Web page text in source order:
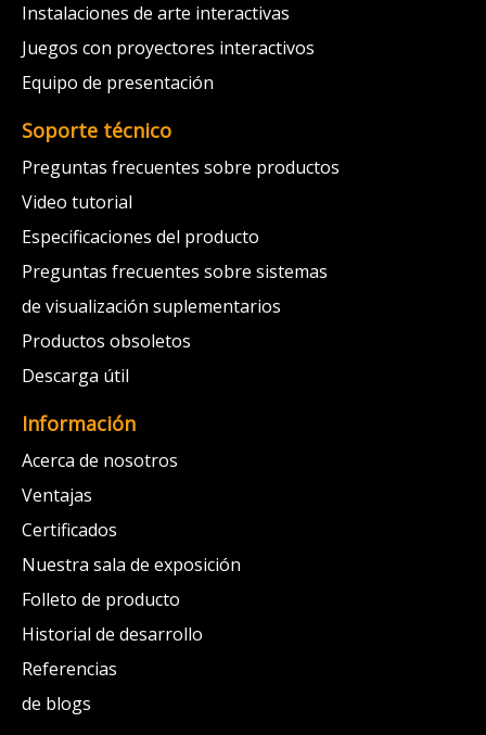
Instalaciones de arte interactivas
Juegos con proyectores interactivos
Equipo de presentación
Soporte técnico
Preguntas frecuentes sobre productos
Video tutorial
Especificaciones del producto
Preguntas frecuentes sobre sistemas
de visualización suplementarios
Productos obsoletos
Descarga útil
Información
Acerca de nosotros
Ventajas
Certificados
Nuestra sala de exposición
Folleto de producto
Historial de desarrollo
Referencias
de blogs